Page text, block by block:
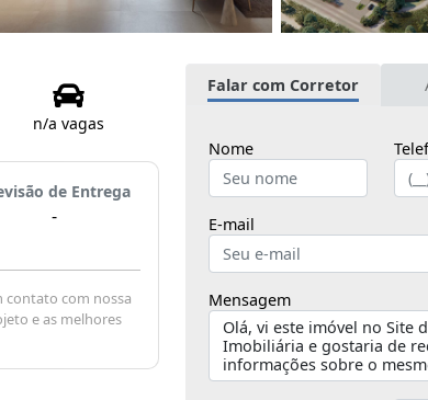
n/a vagas
de Entrega
-
contato com nossa
e as melhores
Falar com Corretor
Nome
E-mail
Mensagem